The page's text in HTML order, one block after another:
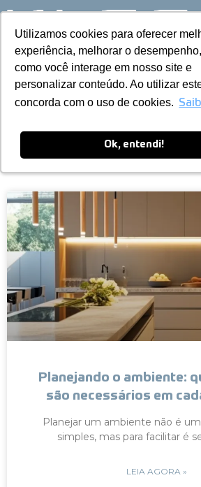
Utilizamos cookies para oferecer
experiência, melhorar o
como você interage em nosso site e
personalizar conteúdo. Ao utilizar
concorda com o uso de cookies.
Ok, entendi!
Utilizamos cookies para oferecer
experiência, melhorar o
como você interage em nosso site e
personalizar conteúdo. Ao utilizar
concorda com o uso de cookies.
Ok, entendi!
Pular
para
o
conteúdo
Blog
Planejando o ambiente:
são necessários em
Planejar um ambiente não é
simples, mas para facilitar é
LEIA AGORA »